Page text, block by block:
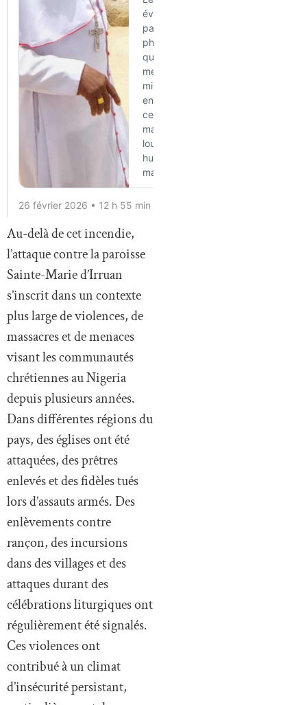
Au-delà de cet incendie,
l’attaque contre la paroisse
Sainte-Marie d’Irruan
s’inscrit dans un contexte
plus large de violences, de
massacres et de menaces
visant les communautés
chrétiennes au Nigeria
depuis plusieurs années.
Dans différentes régions du
pays, des églises ont été
attaquées, des prêtres
enlevés et des fidèles tués
lors d’assauts armés. Des
enlèvements contre
rançon, des incursions
dans des villages et des
attaques durant des
célébrations liturgiques ont
régulièrement été signalés.
Ces violences ont
contribué à un climat
d’insécurité persistant,